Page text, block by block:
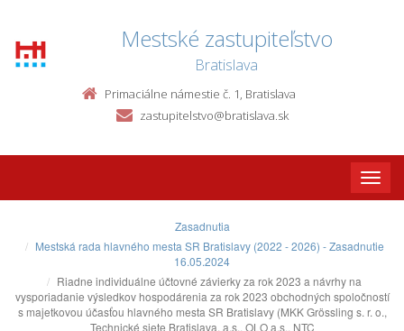
Mestské zastupiteľstvo
Bratislava
Primaciálne námestie č. 1, Bratislava
zastupitelstvo@bratislava.sk
Toggle
Zasadnutia
Mestská rada hlavného mesta SR Bratislavy (2022 - 2026) - Zasadnutie
16.05.2024
Riadne individuálne účtovné závierky za rok 2023 a návrhy na
vysporiadanie výsledkov hospodárenia za rok 2023 obchodných spoločností
s majetkovou účasťou hlavného mesta SR Bratislavy (MKK Grössling s. r. o.,
Technické siete Bratislava, a.s., OLO a.s., NTC